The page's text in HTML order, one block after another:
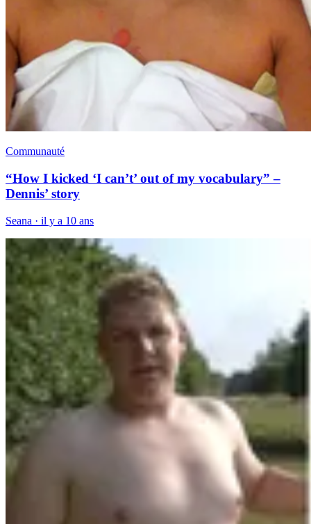
Communauté
“How I kicked ‘I can’t’ out of my vocabulary” –
Dennis’ story
Seana · il y a 10 ans